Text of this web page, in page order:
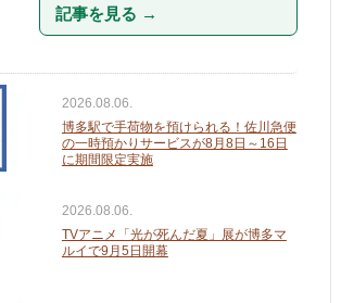
記事を見る →
2026.08.06.
博多駅で手荷物を預けられる！佐川急便
の一時預かりサービスが8月8日～16日
に期間限定実施
2026.08.06.
TVアニメ「光が死んだ夏」展が博多マ
ルイで9月5日開幕